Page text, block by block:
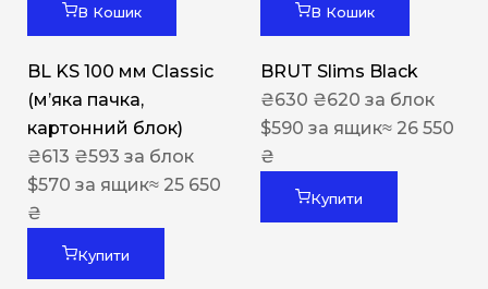
В Кошик
BL KS 100 мм Classic
(м’яка пачка,
картонний блок)
₴613 ₴593 за блок
$570 за ящик≈ 25 650
₴
Купити
В Кошик
BRUT Slims Black
₴630 ₴620 за блок
$590 за ящик≈ 26 550
₴
Купити